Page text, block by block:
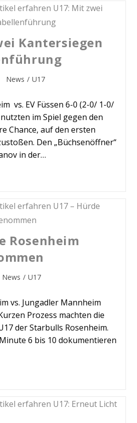
Kantersiegen
News / U17
vs. EV Füssen 6-0 (2-0/ 1-0/
im Spiel gegen den
Chance, auf den ersten
Den „Büchsenöffner“
in der…
Rosenheim
News / U17
vs. Jungadler Mannheim
Prozess machten die
der Starbulls Rosenheim.
6 bis 10 dokumentieren